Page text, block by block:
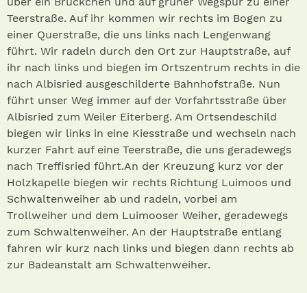
Teerstraße. Auf ihr kommen wir rechts im Bogen zu
einer Querstraße, die uns links nach Lengenwang
führt. Wir radeln durch den Ort zur Hauptstraße, auf
ihr nach links und biegen im Ortszentrum rechts in die
nach Albisried ausgeschilderte Bahnhofstraße. Nun
führt unser Weg immer auf der Vorfahrtsstraße über
Albisried zum Weiler Eiterberg. Am Ortsendeschild
biegen wir links in eine Kiesstraße und wechseln nach
kurzer Fahrt auf eine Teerstraße, die uns geradewegs
nach Treffisried führt.An der Kreuzung kurz vor der
Holzkapelle biegen wir rechts Richtung Luimoos und
Schwaltenweiher ab und radeln, vorbei am
Trollweiher und dem Luimooser Weiher, geradewegs
zum Schwaltenweiher. An der Hauptstraße entlang
fahren wir kurz nach links und biegen dann rechts ab
zur Badeanstalt am Schwaltenweiher.